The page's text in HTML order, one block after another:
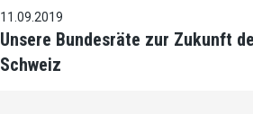
11.09.2019
Unsere Bundesräte zur Zukunft
Schweiz